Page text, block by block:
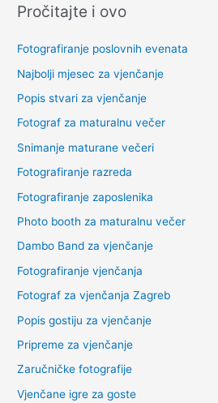
Pročitajte i ovo
Fotografiranje poslovnih evenata
Najbolji mjesec za vjenčanje
Popis stvari za vjenčanje
Fotograf za maturalnu večer
Snimanje maturane večeri
Fotografiranje razreda
Fotografiranje zaposlenika
Photo booth za maturalnu večer
Dambo Band za vjenčanje
Fotografiranje vjenčanja
Fotograf za vjenčanja Zagreb
Popis gostiju za vjenčanje
Pripreme za vjenčanje
Zaručničke fotografije
Vjenčane igre za goste